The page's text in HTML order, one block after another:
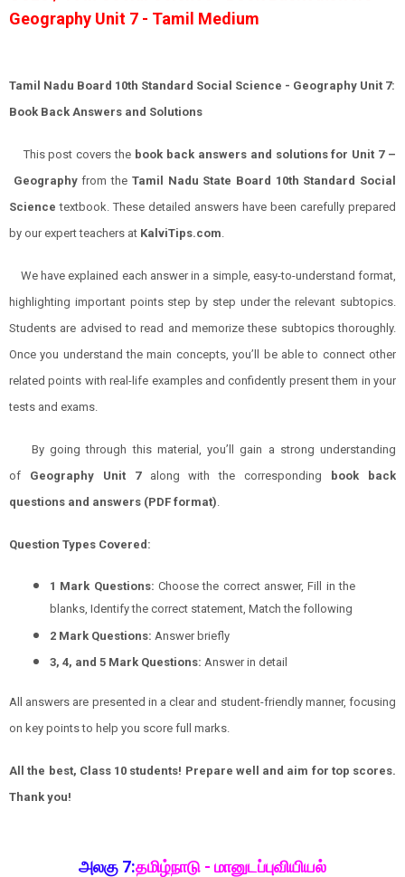
Geography Unit 7 - Tamil Medium
Tamil Nadu Board 10th Standard Social Science - Geography Unit 7:
Book Back Answers and Solutions
This post covers the book back answers and solutions for Unit 7 –
Geographyfrom the Tamil Nadu State Board 10th Standard Social
Science textbook. These detailed answers have been carefully prepared
by our expert teachers at KalviTips.com.
We have explained each answer in a simple, easy-to-understand format,
highlighting important points step by step under the relevant subtopics.
Students are advised to read and memorize these subtopics thoroughly.
Once you understand the main concepts, you’ll be able to connect other
related points with real-life examples and confidently present them in your
tests and exams.
By going through this material, you’ll gain a strong understanding
of GeographyUnit 7along with the corresponding
book back
questions and answers (PDF format).
Question Types Covered:
1 Mark Questions: Choose the correct answer, Fill in the
blanks, Identify the correct statement, Match the following
2 Mark Questions: Answer briefly
3, 4, and 5 Mark Questions: Answer in detail
All answers are presented in a clear and student-friendly manner, focusing
on key points to help you score full marks.
All the best, Class 10 students! Prepare well and aim for top scores.
Thank you!
அலகு 7:தமிழ்நாடு - மானுடப்புவியியல்